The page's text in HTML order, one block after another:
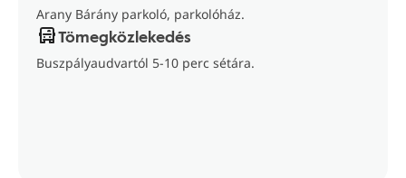
Arany Bárány parkoló, parkolóház.
Tömegközlekedés
Buszpályaudvartól 5-10 perc sétára.